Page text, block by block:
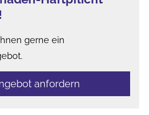
gerne ein
an­for­dern